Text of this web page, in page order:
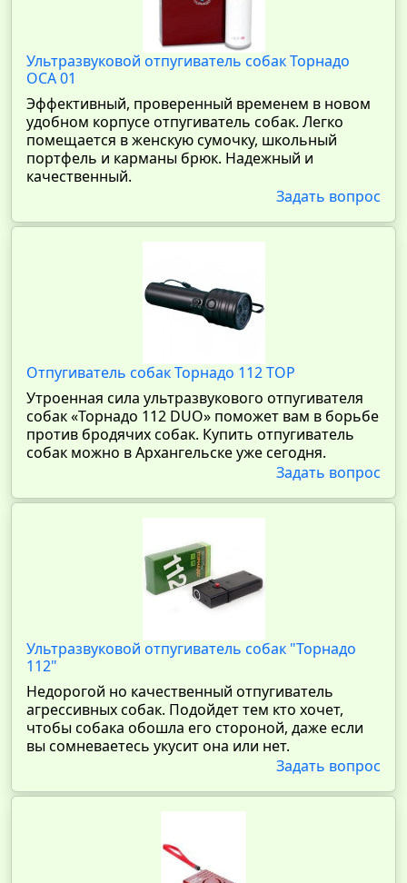
Ультразвуковой отпугиватель собак Торнадо
ОСА 01
Эффективный, проверенный временем в новом
удобном корпусе отпугиватель собак. Легко
помещается в женскую сумочку, школьный
портфель и карманы брюк. Надежный и
качественный.
Задать вопрос
Отпугиватель собак Торнадо 112 TOP
Утроенная сила ультразвукового отпугивателя
собак «Торнадо 112 DUO» поможет вам в борьбе
против бродячих собак. Купить отпугиватель
собак можно в Архангельске уже сегодня.
Задать вопрос
Ультразвуковой отпугиватель собак "Торнадо
112"
Недорогой но качественный отпугиватель
агрессивных собак. Подойдет тем кто хочет,
чтобы собака обошла его стороной, даже если
вы сомневаетесь укусит она или нет.
Задать вопрос